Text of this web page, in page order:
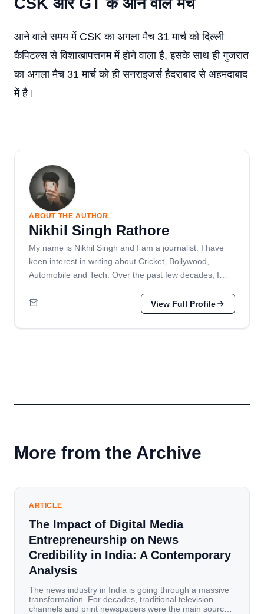
CSK और GT के आने वाले मैच
आने वाले समय में CSK का अगला मैच 31 मार्च को दिल्ली
कैपिटल्स से विशाखापत्तनम में होने वाला है, इसके साथ ही गुजरात
का अगला मैच 31 मार्च को ही सनराइजर्स हैदराबाद से अहमदाबाद
में है।
ABOUT THE AUTHOR
Nikhil Singh Rathore
My name is Nikhil Singh and I am a journalist. I have
keen interest in writing about Cricket, Bollywood,
Automobile and Tech. Over the past few decades, I…
View Full Profile
More from the Archive
ARTICLE
The Impact of Digital Media
Entrepreneurship on News
Credibility in India: A Contemporary
Analysis
The news industry in India is going through a massive
transformation. For decades, traditional television
channels and print newspapers were the main sources